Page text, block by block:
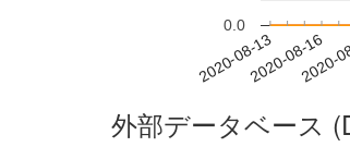
2020-08-132020-08-16
2020-
0.0
外部データベース